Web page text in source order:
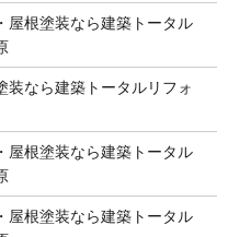
屋根塗装なら建築トータル
装なら建築トータルリフォ
屋根塗装なら建築トータル
屋根塗装なら建築トータル